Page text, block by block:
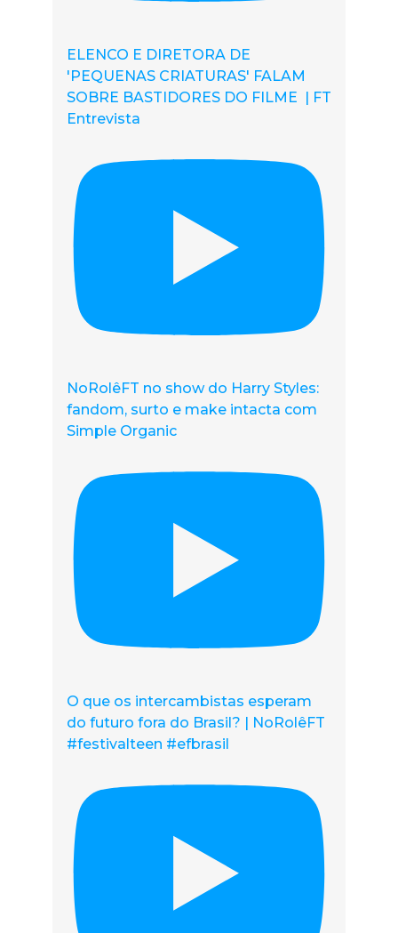
ELENCO E DIRETORA DE
'PEQUENAS CRIATURAS' FALAM
SOBRE BASTIDORES DO FILME | FT
Entrevista
NoRolêFT no show do Harry Styles:
fandom, surto e make intacta com
Simple Organic
O que os intercambistas esperam
do futuro fora do Brasil? | NoRolêFT
#festivalteen #efbrasil